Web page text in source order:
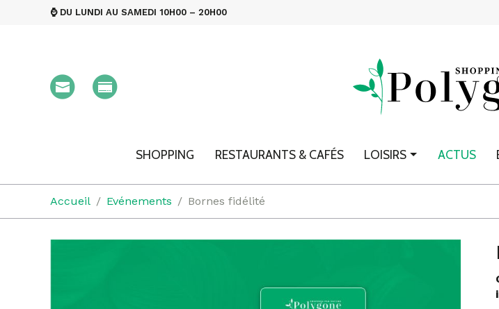
⌚ DU LUNDI AU SAMEDI 10H00 – 20H00
SHOPPING RESTAURANTS & CAFÉS LOISIRS ACTUS
Accueil Evénements Bornes fidélité